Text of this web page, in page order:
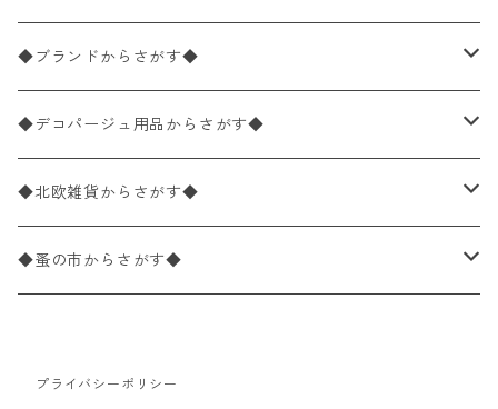
ペーパーナプキン20枚入りパック
ペーパーナプキン10枚入りパック
ライスペーパー
ペーパーリネンナプキン
ワックスペーパー
バラ売り
パック売り
25×25cm（カクテルサイズ）
バラ売り
パック売り
40×40cm（ディナーサイズ）
バラ売り
パック売り
21×21cm（ポケットサイズ）
バラ売り
33cm（ラウンド）
花柄
植物・グリーン柄
動物・鳥・昆虫・蝶柄
海・魚柄
食べ物・フルーツ・野菜・ドリンク柄
◆ブランドからさがす◆
ドイツ製 IHR/イア
ランチサイズ
カクテルサイズ
ドイツ製 Ambiente/アンビエンテ
ランチサイズ
ドイツ製 Paperproducts Design
カクテルサイズ
ランチサイズ
ドイツ製 ti-flair/ティーフレア
◆デコパージュ用品からさがす◆
デコパージュ液
デコパージュ下地
デコパージュはさみ
◆北欧雑貨からさがす◆
シリコンモールド
トレイ
◆蚤の市からさがす◆
北欧雑貨
プライバシーポリシー